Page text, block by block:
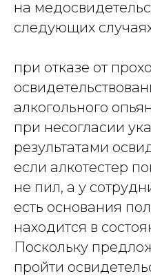
на
следующих
при отказе от
алкогольного
при несогласии
результатами
если алкотестер
не пил, а у
есть основания
находится в
Поскольку
пройти